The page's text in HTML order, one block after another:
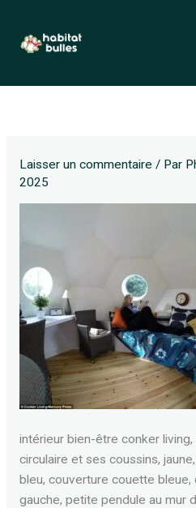
contenu
Laisser un commentaire / Par
2025
intérieur bien-être conker
circulaire et ses coussins,
bleu, couverture couette bleue,
gauche, petite pendule au mur